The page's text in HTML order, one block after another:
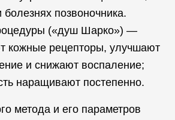
болезнях позвоночника.
(«душ Шарко») —
кожные рецепторы, улучшают
и снижают воспаление;
наращивают постепенно.
метода и его параметров